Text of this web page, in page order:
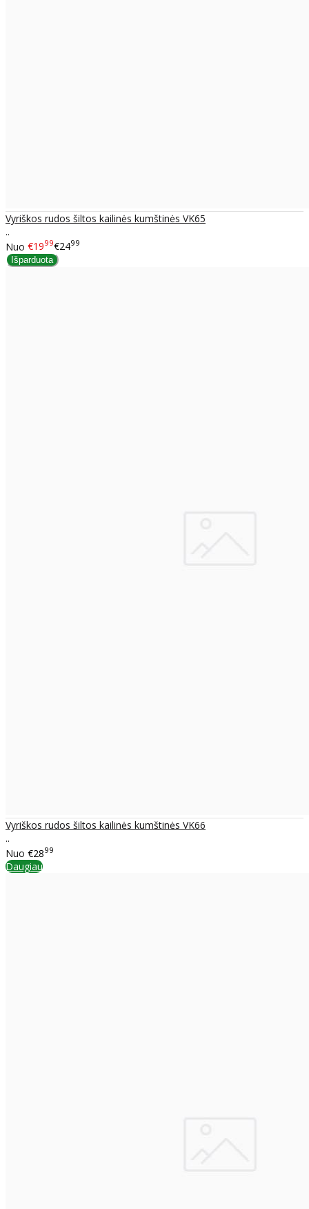
Vyriškos rudos šiltos kailinės kumštinės VK65
..
Nuo €1999€2499
Vyriškos rudos šiltos kailinės kumštinės VK66
..
Nuo €2899
Daugiau